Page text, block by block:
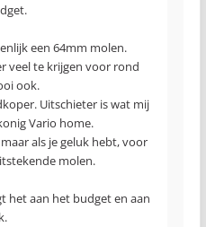
een 64mm molen.
veel te krijgen voor rond
ook.
Uitschieter is wat mij
Vario home.
als je geluk hebt, voor
molen.
het aan het budget en aan